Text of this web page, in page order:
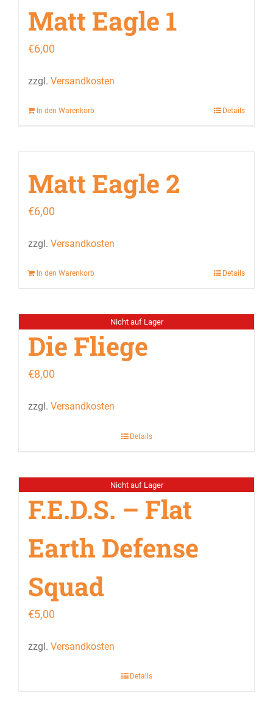
Matt Eagle 1
€6,00
zzgl. Versandkosten
In den Warenkorb Details
Matt Eagle 2
€6,00
zzgl. Versandkosten
In den Warenkorb Details
Nicht auf Lager
Die Fliege
€8,00
zzgl. Versandkosten
Details
Nicht auf Lager
F.E.D.S. – Flat
Earth Defense
Squad
€5,00
zzgl. Versandkosten
Details